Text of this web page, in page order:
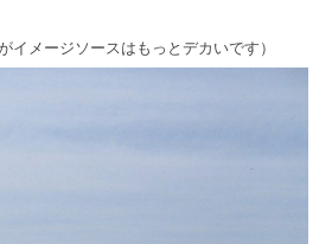
イメージソースはもっとデカいです）